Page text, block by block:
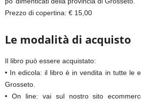
Prezzo di copertina: € 15,00
Le modalità di acquisto
Il libro può essere acquistato:
• In edicola: il libro è in vendita in tutte le
Grosseto.
• On line: vai sul nostro sito